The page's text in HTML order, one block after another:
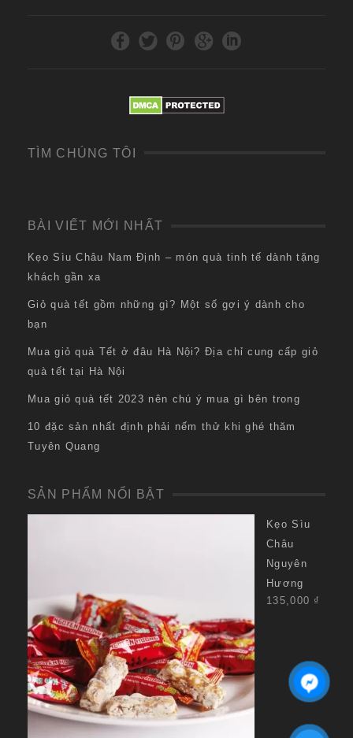
TÌM CHÚNG TÔI
BÀI VIẾT MỚI NHẤT
Kẹo Sìu Châu Nam Định – món quà tinh tế dành tặng
khách gần xa
Giỏ quà tết gồm những gì? Một số gợi ý dành cho
bạn
Mua giỏ quà Tết ở đâu Hà Nội? Địa chỉ cung cấp giỏ
quà tết tại Hà Nội
Mua giỏ quà tết 2023 nên chú ý mua gì bên trong
10 đặc sản nhất định phải nếm thử khi ghé thăm
Tuyên Quang
SẢN PHẨM NỔI BẬT
Kẹo Sìu
Châu
Nguyên
Hương
135,000 ₫